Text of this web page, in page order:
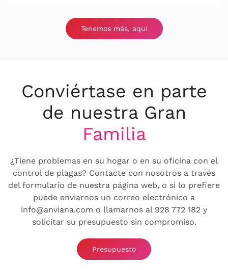
Tenemos más, aquí
Conviértase en parte
de nuestra Gran
Familia
¿Tiene problemas en su hogar o en su oficina con el
control de plagas? Contacte con nosotros a través
del formulario de nuestra página web, o si lo prefiere
puede enviarnos un correo electrónico a
info@anviana.com o llamarnos al 928 772 182 y
solicitar su presupuesto sin compromiso.
Presupuesto